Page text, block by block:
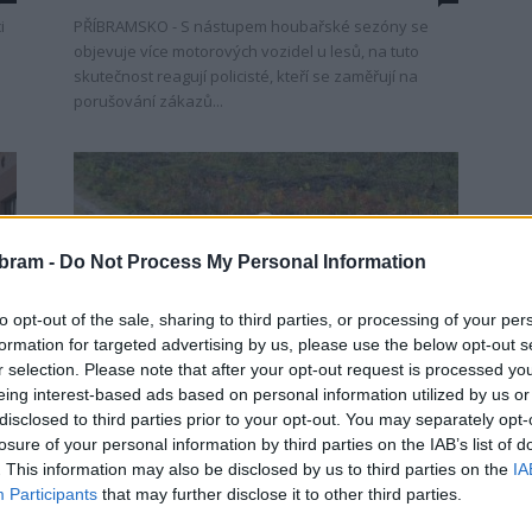
- Do Not Process My Personal Information
opt-out of the sale, sharing to third parties, or processing of your
for targeted advertising by us, please use the below opt-out
selection. Please note that after your opt-out request is processed
interest-based ads based on personal information utilized by us
to third parties prior to your opt-out. You may separately
of your personal information by third parties on the IAB’s list of
This information may also be disclosed by us to third parties on the
Participants that may further disclose it to other third parties.
PŘÍBRAMSKO - S nástupem houbařské sezóny se
objevuje více motorových vozidel u lesů, na tuto
skutečnost reagují policisté, kteří se zaměřují na
porušování zákazů...
0
Cyklista nepřežil pád z kola
v Brdech
Martin Poulíček 21. 10. 2019
BRDY - K tragické nehodě vyjížděli v pátek odpoledne
záchranáři a policie. Při sjíždění z vrchu Houpák